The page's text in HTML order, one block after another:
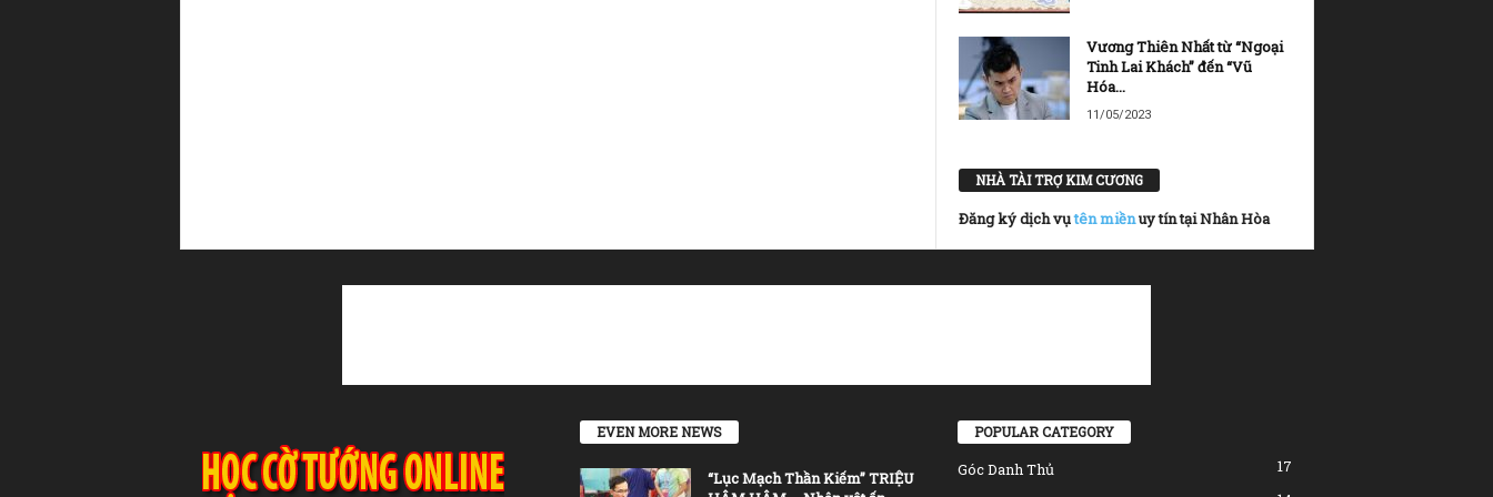
Vương Thiên Nhất từ “Ngoại
Tinh Lai Khách” đến “Vũ
Hóa...
11/05/2023
NHÀ TÀI TRỢ KIM CƯƠNG
Đăng ký dịch vụtên miềnuy tín tại Nhân Hòa
EVEN MORE NEWS
“Lục Mạch Thần Kiếm” TRIỆU
POPULAR CATEGORY
Góc Danh Thủ
17